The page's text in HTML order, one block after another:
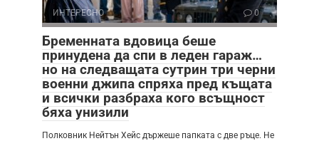
ИНТЕРЕСНО 0
Бременната вдовица беше
принудена да спи в леден гараж…
но на следващата сутрин три черни
военни джипа спряха пред къщата
и всички разбраха кого всъщност
бяха унизили
Полковник Нейтън Хейс държеше папката с две ръце. Не